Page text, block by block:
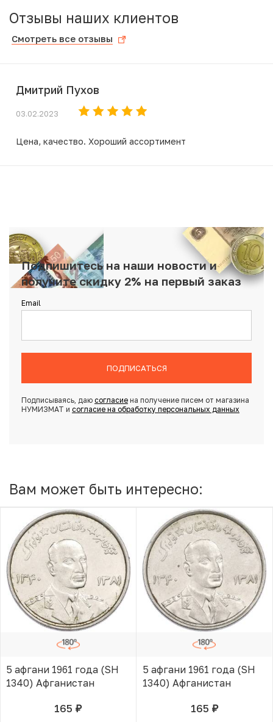
Отзывы наших клиентов
Смотреть все отзывы
Дмитрий Пухов
03.02.2023
Цена, качество. Хороший ассортимент
Подпишитесь на наши новости и
получите скидку 2% на первый заказ
Email
ПОДПИСАТЬСЯ
Подписываясь, даю согласиена получение писем от магазина
НУМИЗМАТ и согласие на обработку персональных данных
Вам может быть интересно:
5 афгани 1961 года (SH
1340) Афганистан
165 руб.В КОРЗИНЕ
5 афгани 1961 года (SH
1340) Афганистан
165 руб.В КОРЗИНЕ